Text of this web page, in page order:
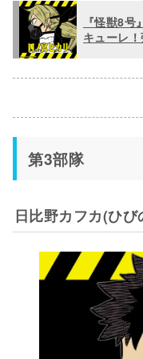
『怪獣8
キューレ
第3部隊
日比野カフカ(ひび